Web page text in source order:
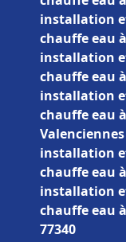
installation
chauffe eau
installation
chauffe eau
installation
chauffe eau
Valenciennes
installation
chauffe eau
installation
chauffe eau
77340